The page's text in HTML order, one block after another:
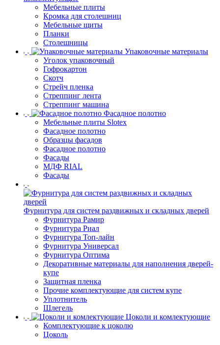
Мебельные плиты
Кромка для столешниц
Мебельные щиты
Планки
Столешницы
Упаковочные материалы
Уголок упаковочный
Гофрокартон
Скотч
Стрейч пленка
Стреппинг лента
Стреппинг машина
Фасадное полотно
Мебельные плиты Slotex
Фасадное полотно
Образцы фасадов
Фасадное полотно
Фасады
МДФ RIAL
Фасады
Фурнитура для систем раздвижных и складных дверей
Фурнитура Рамир
Фурнитура Риал
Фурнитура Топ-лайн
Фурнитура Универсал
Фурнитура Оптима
Декоративные материалы для наполнения дверей-
купе
Защитная пленка
Прочие комплектующие для систем купе
Уплотнитель
Шлегель
Цоколи и комлектующие
Комплектующие к цоколю
Цоколь